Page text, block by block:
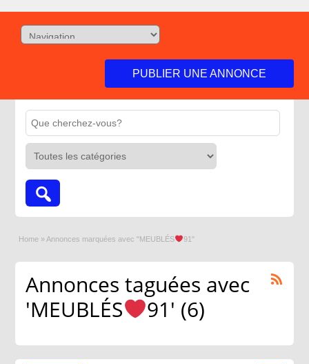
PUBLIER UNE ANNONCE
Home » Annonces marquées avec "MEUBLÉS 91"
Annonces taguées avec
'MEUBLÉS
91' (6)